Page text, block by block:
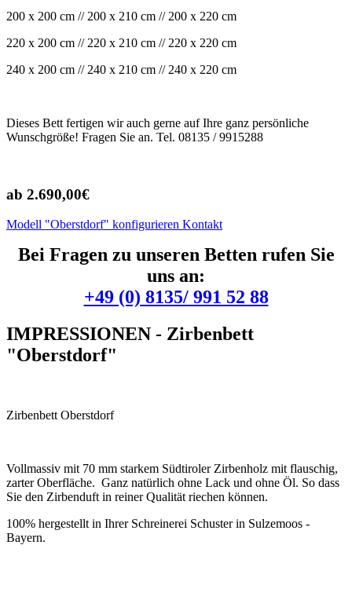
200 x 200 cm // 200 x 210 cm // 200 x 220 cm
220 x 200 cm // 220 x 210 cm // 220 x 220 cm
240 x 200 cm // 240 x 210 cm // 240 x 220 cm
Dieses Bett fertigen wir auch gerne auf Ihre ganz persönliche
Wunschgröße! Fragen Sie an. Tel. 08135 / 9915288
ab 2.690,00€
Modell "Oberstdorf" konfigurieren Kontakt
Bei Fragen zu unseren Betten rufen Sie
uns an:
+49 (0) 8135/ 991 52 88
IMPRESSIONEN - Zirbenbett
"Oberstdorf"
Zirbenbett Oberstdorf
Vollmassiv mit 70 mm starkem Südtiroler Zirbenholz mit flauschig,
zarter Oberfläche. Ganz natürlich ohne Lack und ohne Öl. So dass
Sie den Zirbenduft in reiner Qualität riechen können.
100% hergestellt in Ihrer Schreinerei Schuster in Sulzemoos -
Bayern.